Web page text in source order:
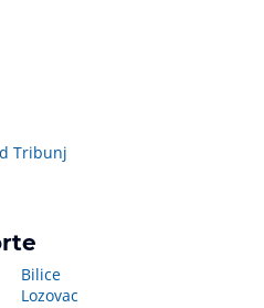
Tribunj
Bilice
Lozovac